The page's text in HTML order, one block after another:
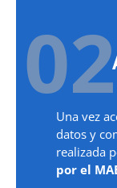
Una vez
datos y
realizada
por el